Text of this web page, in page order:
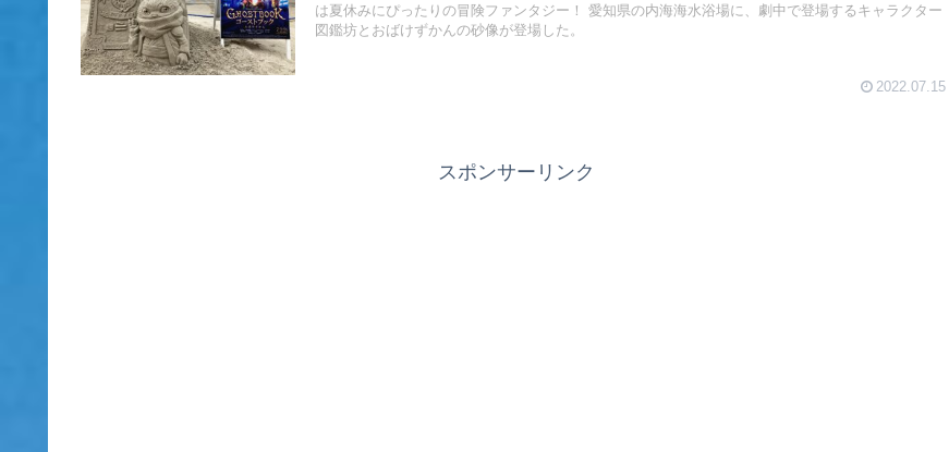
は夏休みにぴったりの冒険ファンタジー！ 愛知県の内海海水浴場に、劇中で登場するキャラクター
図鑑坊とおばけずかんの砂像が登場した。
2022.07.15
スポンサーリンク